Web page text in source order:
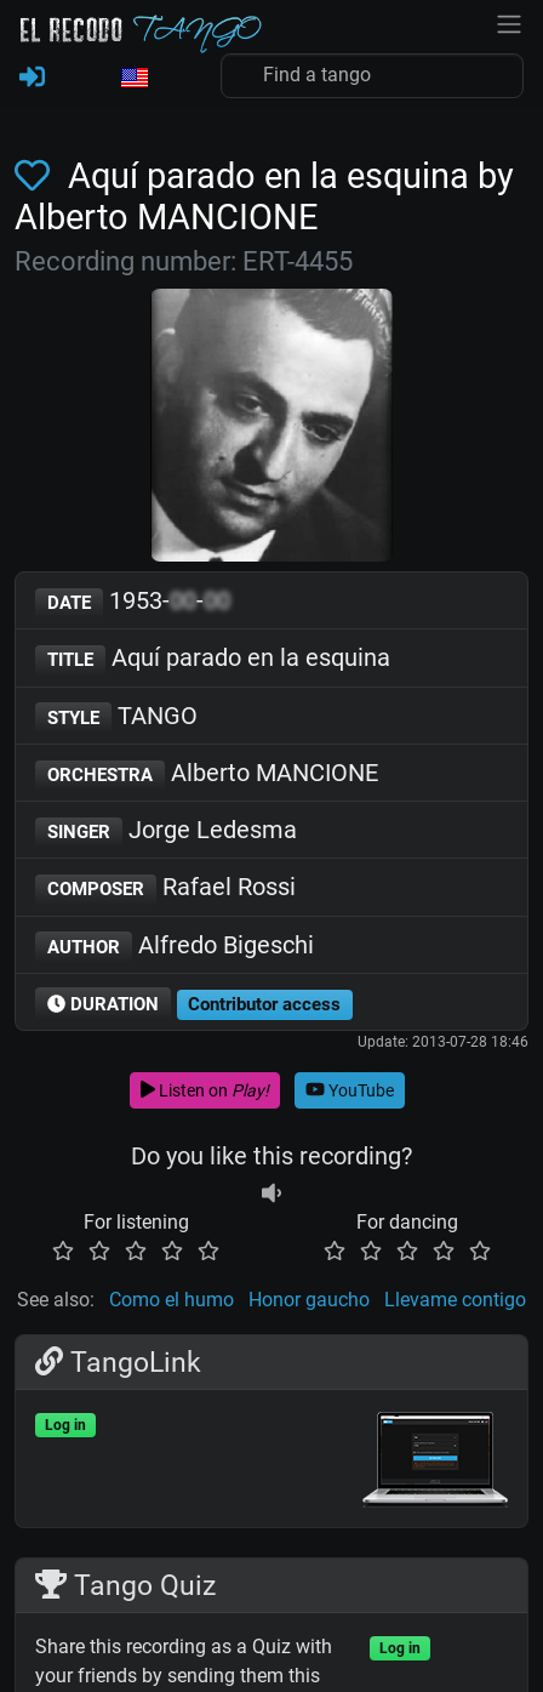
Aquí parado en la esquina by
Alberto MANCIONE
Recording number: ERT-4455
DATE 1953-00-00
TITLE Aquí parado en la esquina
STYLE TANGO
ORCHESTRA Alberto MANCIONE
SINGER Jorge Ledesma
COMPOSER Rafael Rossi
AUTHOR Alfredo Bigeschi
DURATION Contributor access
Update: 2013-07-28 18:46
Listen on Play! YouTube
Do you like this recording?
For listening For dancing
See also: Como el humo Honor gaucho Llevame contigo
TangoLink
Log in
Tango Quiz
Share this recording as a Quiz with
your friends by sending them this
Log in